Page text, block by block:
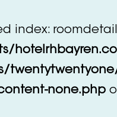
index:
none.php